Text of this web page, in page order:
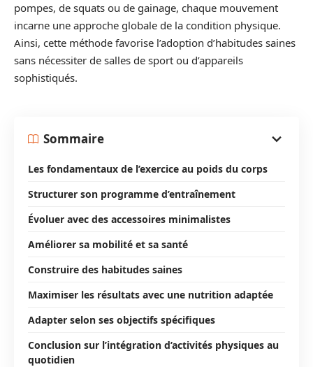
pompes, de squats ou de gainage, chaque mouvement
incarne une approche globale de la condition physique.
Ainsi, cette méthode favorise l’adoption d’habitudes saines
sans nécessiter de salles de sport ou d’appareils
sophistiqués.
Sommaire
Les fondamentaux de l’exercice au poids du corps
Structurer son programme d’entraînement
Évoluer avec des accessoires minimalistes
Améliorer sa mobilité et sa santé
Construire des habitudes saines
Maximiser les résultats avec une nutrition adaptée
Adapter selon ses objectifs spécifiques
Conclusion sur l’intégration d’activités physiques au
quotidien